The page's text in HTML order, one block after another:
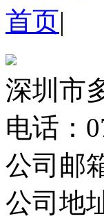
首页|
深圳市
电话：
公司邮
公司地